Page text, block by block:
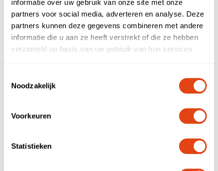
informatie over uw gebruik van onze site met onze
partners voor social media, adverteren en analyse. Deze
partners kunnen deze gegevens combineren met andere
informatie die u aan ze heeft verstrekt of die ze hebben
verzameld op basis van uw gebruik van hun services.
Noodzakelijk
Voorkeuren
Statistieken
NL EN
Bedrijfsnaam
Telefoonnummer